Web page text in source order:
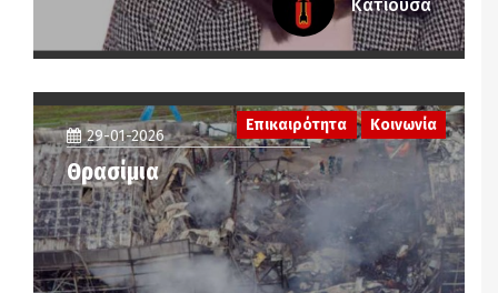
Κατιούσα
29-01-2026
Θρασίμια
Επικαιρότητα Κοινωνία